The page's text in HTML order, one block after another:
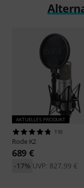
AKTUELLES PRODUKT
110
Rode K2
689 €
UVP: 827,99 €
-17%